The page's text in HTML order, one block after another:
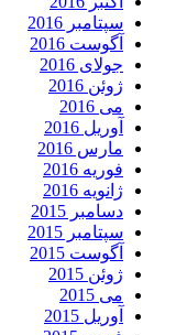
سپتامبر 2016
آگوست 2016
جولای 2016
ژوئن 2016
می 2016
آوریل 2016
مارس 2016
فوریه 2016
ژانویه 2016
دسامبر 2015
سپتامبر 2015
آگوست 2015
ژوئن 2015
می 2015
آوریل 2015